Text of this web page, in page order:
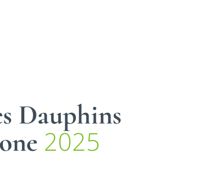
Dauphins
2025